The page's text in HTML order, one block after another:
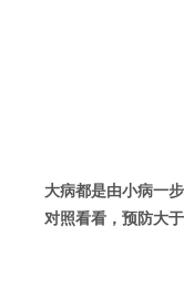
大病都是由小病一
对照看看，预防大